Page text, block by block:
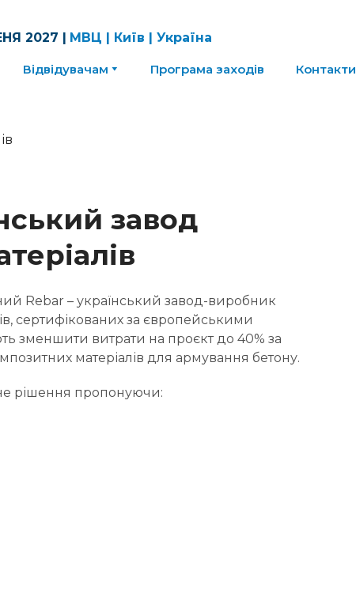
2027 | МВЦ | Київ | Україна
Відвідувачам Програма заходів Контакти
завод
Rebar – український завод-виробник
сертифікованих за європейськими
зменшити витрати на проєкт до 40% за
матеріалів для армування бетону.
рішення пропонуючи: